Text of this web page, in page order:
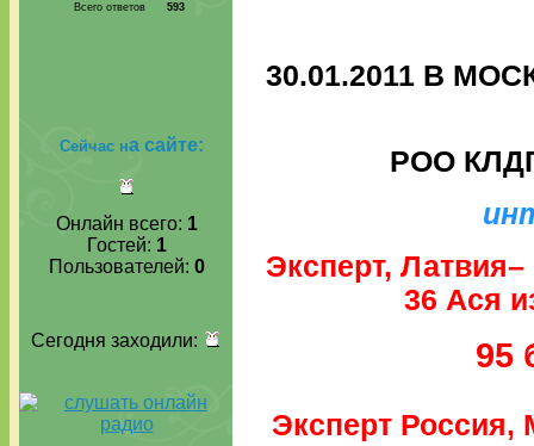
Всего ответов 593
Сейчас на сайте:
Онлайн всего: 1
Гостей: 1
Пользователей: 0
Сегодня заходили:
30.01.2011 В
РОО
Эксперт,
36 Ася
95
Эксперт